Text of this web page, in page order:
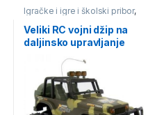
Igračke i igre i školski pribor,
daljinski,Plastične igračke
Veliki RC vojni džip na
daljinsko upravljanje